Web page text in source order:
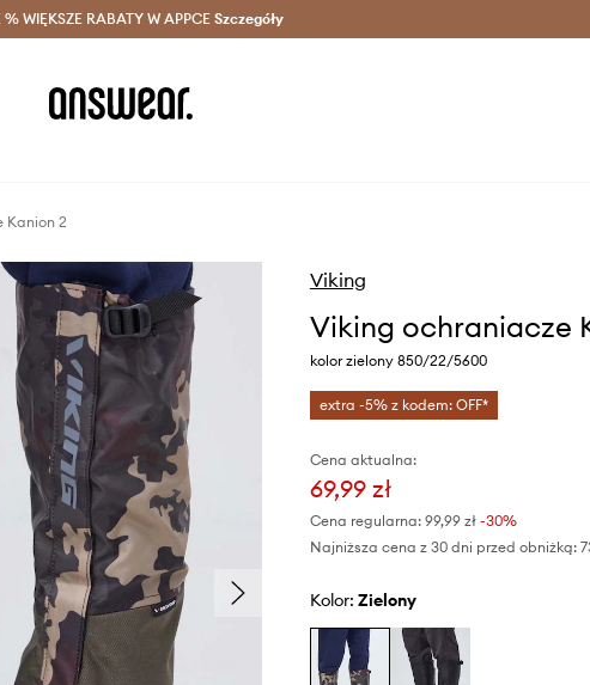
> Dostawa nawet w 24h >
WIĘKSZE RABATY W APPCE Szczegóły
Kanion 2
Viking
Viking ochraniacze
kolor zielony 850/22/5600
extra -5% z kodem: OFF*
Cena aktualna:
69,99 zł
Cena regularna: 99,99 zł-30%
Najniższa cena z 30 dni przed obniżką:
Kolor: zielony